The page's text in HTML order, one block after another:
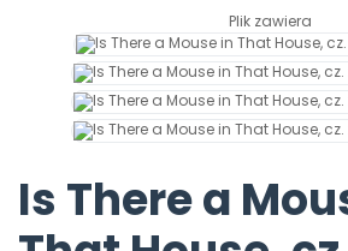
Pomoc
Plik zawiera
Is There a